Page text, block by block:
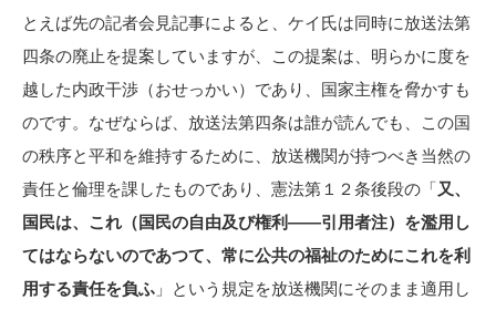
とえば先の記者会見記事によると、ケイ氏は同時に放送法第
四条の廃止を提案していますが、この提案は、明らかに度を
越した内政干渉（おせっかい）であり、国家主権を脅かすも
のです。なぜならば、放送法第四条は誰が読んでも、この国
の秩序と平和を維持するために、放送機関が持つべき当然の
責任と倫理を課したものであり、憲法第１２条後段の「又、
国民は、これ（国民の自由及び権利――引用者注）を濫用し
てはならないのであつて、常に公共の福祉のためにこれを利
用する責任を負ふ 」という規定を放送機関にそのまま適用し